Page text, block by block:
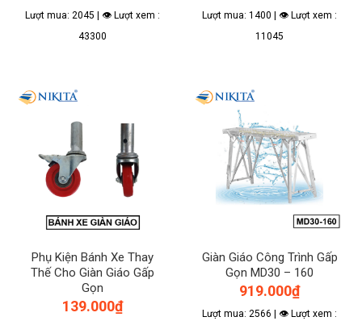
Lượt mua: 2045 | 👁 Lượt xem :
43300
Lượt mua: 1400 | 👁 Lượt xem :
11045
Phụ Kiện Bánh Xe Thay
Thế Cho Giàn Giáo Gấp
Gọn
139.000₫
Giàn Giáo Công Trình Gấp
Gọn MD30 – 160
919.000₫
Lượt mua: 2566 | 👁 Lượt xem :